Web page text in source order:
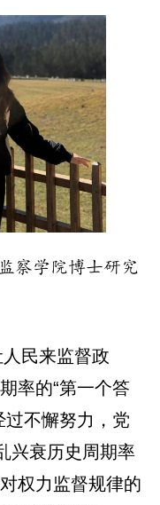
察学院博士研究
民来监督政
率的“第一个答
过不懈努力，党
兴衰历史周期率
权力监督规律的